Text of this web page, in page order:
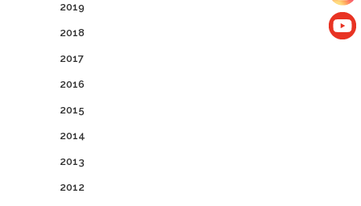
2019
2018
2017
2016
2015
2014
2013
2012